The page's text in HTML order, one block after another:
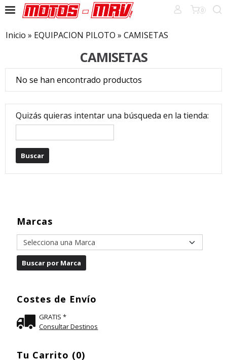
0
Marcas
Costes de Envío
GRATIS *
Consultar Destinos
Tu Carrito (0)
Inicio » EQUIPACION PILOTO » CAMISETAS
CAMISETAS
No se han encontrado productos
Quizás quieras intentar una búsqueda en la tienda: